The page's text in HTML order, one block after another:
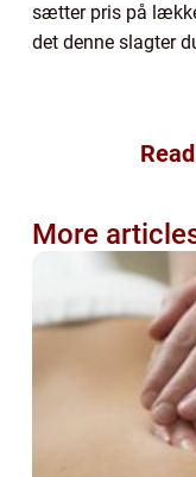
sætter pris på
det denne slagter
More